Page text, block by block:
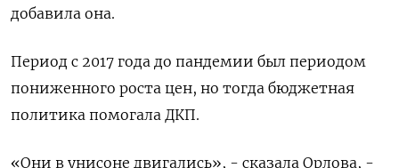
добавила она.
Период с 2017 года до пандемии был периодом
пониженного роста цен, но тогда бюджетная
политика помогала ДКП.
«Они в унисоне двигались», - сказала Орлова, -